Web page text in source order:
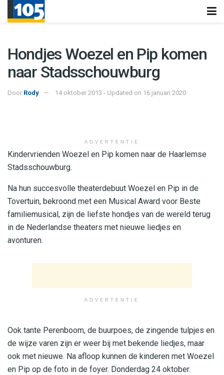
Hondjes Woezel en Pip komen
naar Stadsschouwburg
Door Rody 14 oktober 2013 - Updated on 16 januari 2020
ADVERTENTIE
Kindervrienden Woezel en Pip komen naar de Haarlemse
Stadsschouwburg.
Na hun succesvolle theaterdebuut Woezel en Pip in de
Tovertuin, bekroond met een Musical Award voor Beste
familiemusical, zijn de liefste hondjes van de wereld terug
in de Nederlandse theaters met nieuwe liedjes en
avonturen.
ADVERTENTIE
Ook tante Perenboom, de buurpoes, de zingende tulpjes en
de wijze varen zijn er weer bij met bekende liedjes, maar
ook met nieuwe. Na afloop kunnen de kinderen met Woezel
en Pip op de foto in de foyer. Donderdag 24 oktober.